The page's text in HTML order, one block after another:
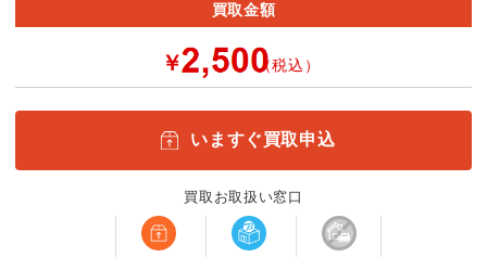
買取金額
￥ （税込）
いますぐ買取申込
買取お取扱い窓口